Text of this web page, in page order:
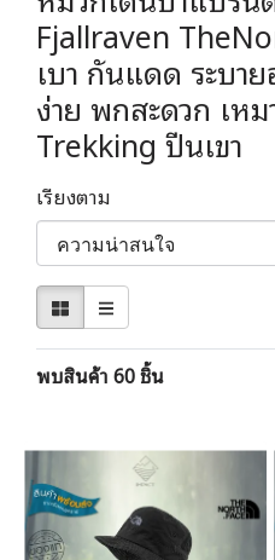
Fjallraven
เบา กันแดด ระบา
ง่าย พกสะดวก เห
Trekking ปีนเขา
เรียงตาม
พบสินค้า 60 ชิ้น